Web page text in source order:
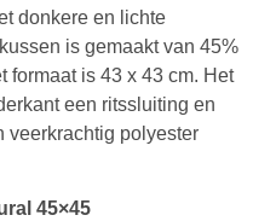
donkere en lichte
is gemaakt van 45%
formaat is 43 x 43 cm. Het
een ritssluiting en
veerkrachtig polyester
45×45